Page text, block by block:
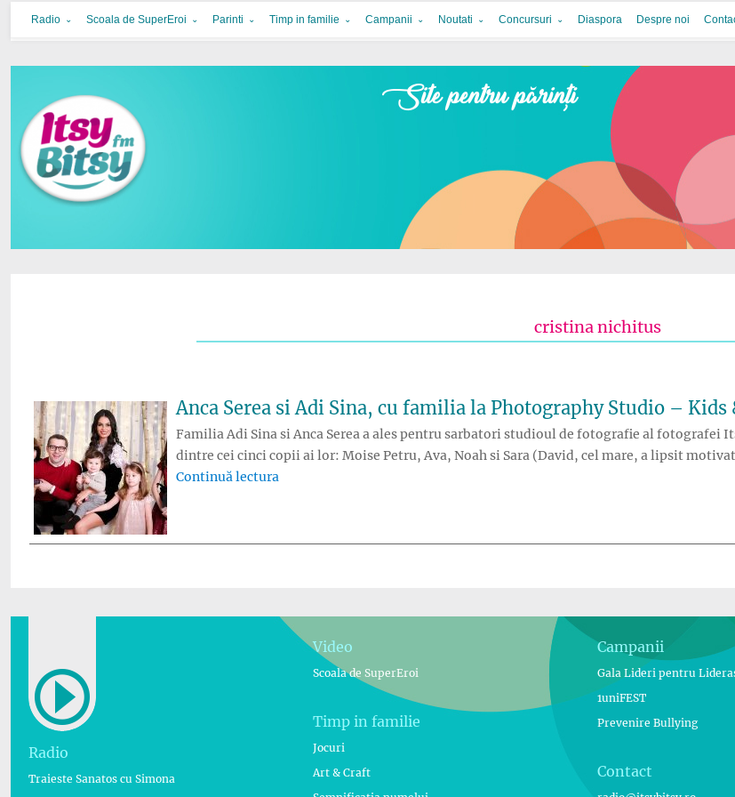
Itsy Bitsy
bucurie in familie
Radio Scoala de SuperEroi Parinti Timp in familie Campanii Noutati Concursuri Diaspora Despre noi
cristina nichitus
Anca Serea si Adi Sina, cu familia la Photography Studio – Kids
Familia Adi Sina si Anca Serea a ales pentru sarbatori studioul de fotografie al fotografei
dintre cei cinci copii ai lor: Moise Petru, Ava, Noah si Sara (David, cel mare, a lipsit
Continuă lectura
Radio
Traieste Sanatos cu Simona
Video
Scoala de SuperEroi
Timp in familie
Jocuri
Art & Craft
Campanii
Gala Lideri pentru
1uniFEST
Prevenire Bullying
Contact